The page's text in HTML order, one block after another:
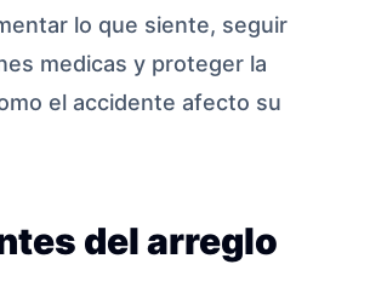
lo que siente, seguir
medicas y proteger la
el accidente afecto su
del arreglo